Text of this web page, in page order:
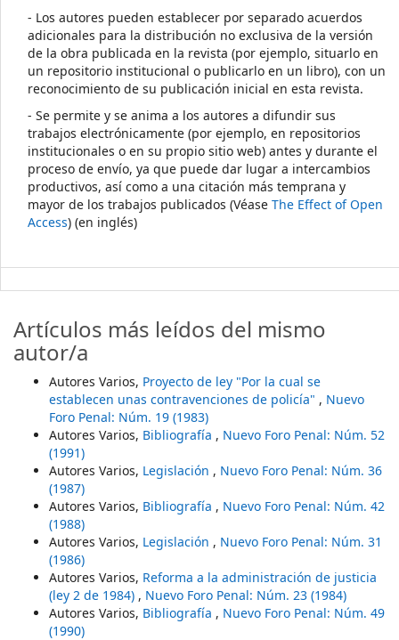
- Los autores pueden establecer por separado acuerdos
adicionales para la distribución no exclusiva de la versión
de la obra publicada en la revista (por ejemplo, situarlo en
un repositorio institucional o publicarlo en un libro), con un
reconocimiento de su publicación inicial en esta revista.
- Se permite y se anima a los autores a difundir sus
trabajos electrónicamente (por ejemplo, en repositorios
institucionales o en su propio sitio web) antes y durante el
proceso de envío, ya que puede dar lugar a intercambios
productivos, así como a una citación más temprana y
mayor de los trabajos publicados (Véase The Effect of Open
Access) (en inglés)
Artículos más leídos del mismo
autor/a
Autores Varios, Proyecto de ley "Por la cual se
establecen unas contravenciones de policía" , Nuevo
Foro Penal: Núm. 19 (1983)
Autores Varios, Bibliografía , Nuevo Foro Penal: Núm. 52
(1991)
Autores Varios, Legislación , Nuevo Foro Penal: Núm. 36
(1987)
Autores Varios, Bibliografía , Nuevo Foro Penal: Núm. 42
(1988)
Autores Varios, Legislación , Nuevo Foro Penal: Núm. 31
(1986)
Autores Varios, Reforma a la administración de justicia
(ley 2 de 1984) , Nuevo Foro Penal: Núm. 23 (1984)
Autores Varios, Bibliografía , Nuevo Foro Penal: Núm. 49
(1990)